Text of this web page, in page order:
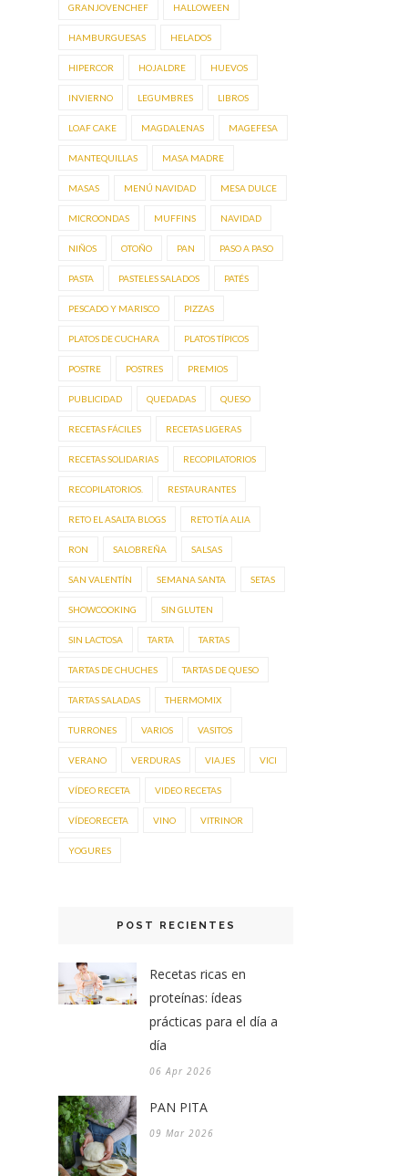
GRANJOVENCHEF HALLOWEEN
HAMBURGUESAS HELADOS
HIPERCOR HOJALDRE HUEVOS
INVIERNO LEGUMBRES LIBROS
LOAF CAKE MAGDALENAS MAGEFESA
MANTEQUILLAS MASA MADRE
MASAS MENÚ NAVIDAD MESA DULCE
MICROONDAS MUFFINS NAVIDAD
NIÑOS OTOÑO PAN PASO A PASO
PASTA PASTELES SALADOS PATÉS
PESCADO Y MARISCO PIZZAS
PLATOS DE CUCHARA PLATOS TÍPICOS
POSTRE POSTRES PREMIOS
PUBLICIDAD QUEDADAS QUESO
RECETAS FÁCILES RECETAS LIGERAS
RECETAS SOLIDARIAS RECOPILATORIOS
RECOPILATORIOS. RESTAURANTES
RETO EL ASALTA BLOGS RETO TÍA ALIA
RON SALOBREÑA SALSAS
SAN VALENTÍN SEMANA SANTA SETAS
SHOWCOOKING SIN GLUTEN
SIN LACTOSA TARTA TARTAS
TARTAS DE CHUCHES TARTAS DE QUESO
TARTAS SALADAS THERMOMIX
TURRONES VARIOS VASITOS
VERANO VERDURAS VIAJES VICI
VÍDEO RECETA VIDEO RECETAS
VÍDEORECETA VINO VITRINOR
YOGURES
POST RECIENTES
Recetas ricas en
proteínas: ídeas
prácticas para el día a
día
06 Apr 2026
PAN PITA
09 Mar 2026